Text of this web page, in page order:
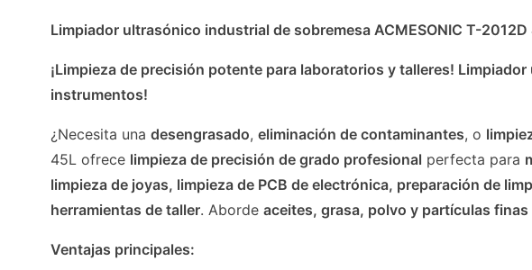
Limpiador ultrasónico industrial de sobremesa ACMESONIC T-
¡Limpieza de precisión potente para laboratorios y talleres!
instrumentos!
¿Necesita una desengrasado, eliminación de contaminantes, o
45L ofrece limpieza de precisión de grado profesional perfecta para
limpieza de joyas, limpieza de PCB de electrónica, preparación de
herramientas de taller. Aborde aceites, grasa, polvo y partículas
Ventajas principales: